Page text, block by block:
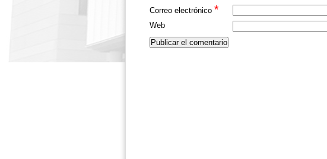
Correo electrónico *
Web